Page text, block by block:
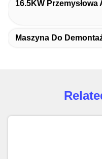
16.5KW
Maszyna Do